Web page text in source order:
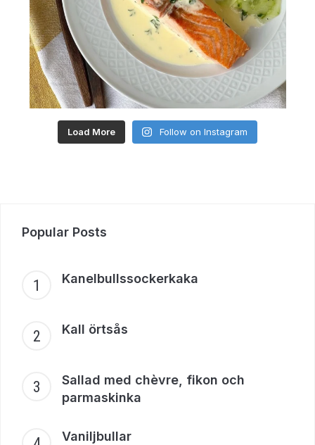
Load More Follow on Instagram
Popular Posts
Kanelbullssockerkaka
Kall örtsås
Sallad med chèvre, fikon och
parmaskinka
Vaniljbullar